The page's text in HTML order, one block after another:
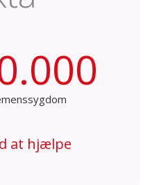
at hjælpe